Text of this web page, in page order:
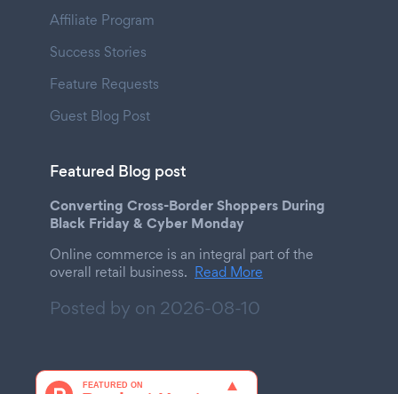
Affiliate Program
Success Stories
Feature Requests
Guest Blog Post
Featured Blog post
Converting Cross-Border Shoppers During
Black Friday & Cyber Monday
Online commerce is an integral part of the
overall retail business. Read More
Posted by on 2026-08-10